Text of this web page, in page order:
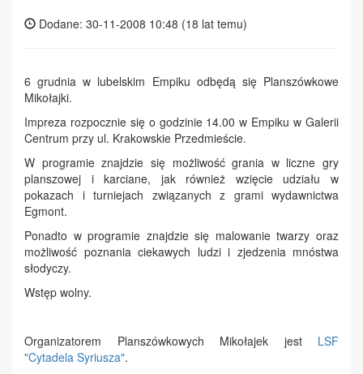
Dodane: 30-11-2008 10:48 (18 lat temu)
6 grudnia w lubelskim Empiku odbędą się Planszówkowe
Mikołajki.
Impreza rozpocznie się o godzinie 14.00 w Empiku w Galerii
Centrum przy ul. Krakowskie Przedmieście.
W programie znajdzie się możliwość grania w liczne gry
planszowej i karciane, jak również wzięcie udziału w
pokazach i turniejach związanych z grami wydawnictwa
Egmont.
Ponadto w programie znajdzie się malowanie twarzy oraz
możliwość poznania ciekawych ludzi i zjedzenia mnóstwa
słodyczy.
Wstęp wolny.
Organizatorem Planszówkowych Mikołajek jest LSF
"Cytadela Syriusza".